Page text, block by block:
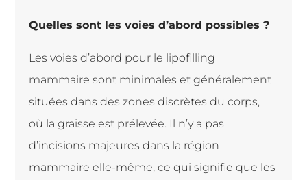
Quelles sont les voies d’abord possibles ?
Les voies d’abord pour le lipofilling
mammaire sont minimales et généralement
situées dans des zones discrètes du corps,
où la graisse est prélevée. Il n’y a pas
d’incisions majeures dans la région
mammaire elle-même, ce qui signifie que les